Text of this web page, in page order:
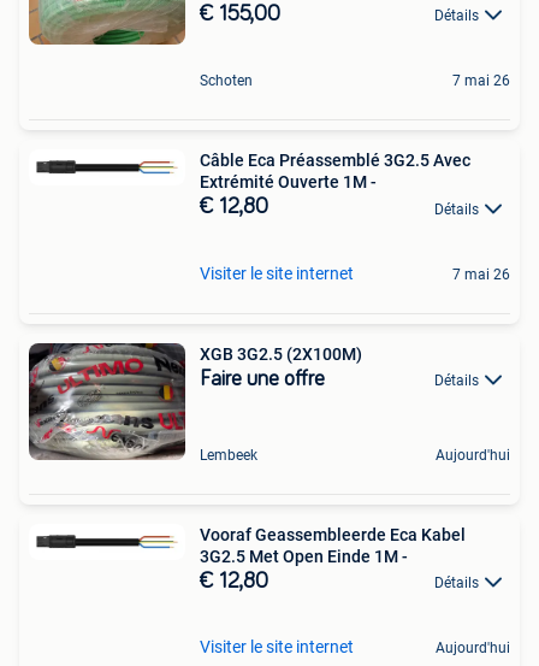
€ 155,00 Détails
Schoten 7 mai 26
Câble Eca Préassemblé 3G2.5 Avec
Extrémité Ouverte 1M -
€ 12,80 Détails
Visiter le site internet 7 mai 26
XGB 3G2.5 (2X100M)
Faire une offre Détails
Lembeek Aujourd'hui
Vooraf Geassembleerde Eca Kabel
3G2.5 Met Open Einde 1M -
€ 12,80 Détails
Visiter le site internet Aujourd'hui